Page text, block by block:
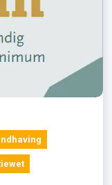
minimum:
te